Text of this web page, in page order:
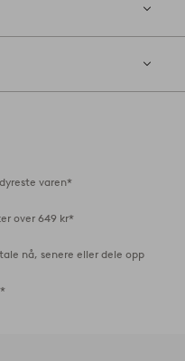
varen*
over 649 kr*
nå, senere eller dele opp